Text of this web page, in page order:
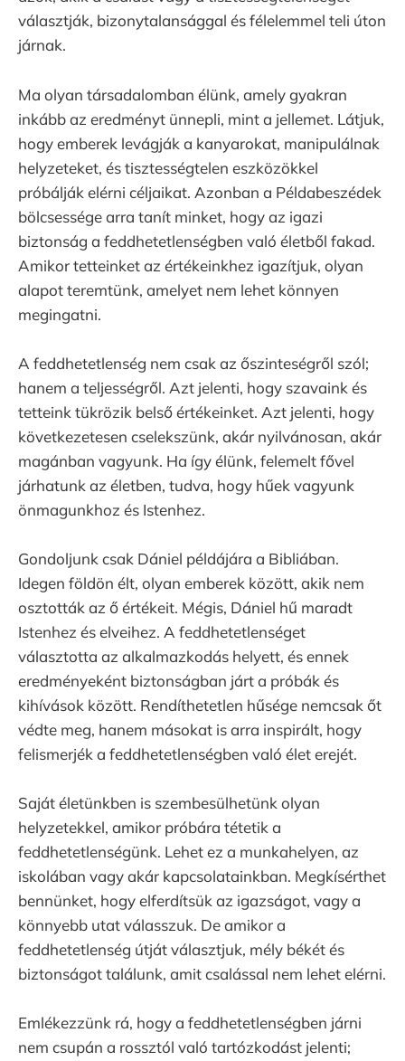
választják, bizonytalansággal és félelemmel teli úton
járnak.
Ma olyan társadalomban élünk, amely gyakran
inkább az eredményt ünnepli, mint a jellemet. Látjuk,
hogy emberek levágják a kanyarokat, manipulálnak
helyzeteket, és tisztességtelen eszközökkel
próbálják elérni céljaikat. Azonban a Példabeszédek
bölcsessége arra tanít minket, hogy az igazi
biztonság a feddhetetlenségben való életből fakad.
Amikor tetteinket az értékeinkhez igazítjuk, olyan
alapot teremtünk, amelyet nem lehet könnyen
megingatni.
A feddhetetlenség nem csak az őszinteségről szól;
hanem a teljességről. Azt jelenti, hogy szavaink és
tetteink tükrözik belső értékeinket. Azt jelenti, hogy
következetesen cselekszünk, akár nyilvánosan, akár
magánban vagyunk. Ha így élünk, felemelt fővel
járhatunk az életben, tudva, hogy hűek vagyunk
önmagunkhoz és Istenhez.
Gondoljunk csak Dániel példájára a Bibliában.
Idegen földön élt, olyan emberek között, akik nem
osztották az ő értékeit. Mégis, Dániel hű maradt
Istenhez és elveihez. A feddhetetlenséget
választotta az alkalmazkodás helyett, és ennek
eredményeként biztonságban járt a próbák és
kihívások között. Rendíthetetlen hűsége nemcsak őt
védte meg, hanem másokat is arra inspirált, hogy
felismerjék a feddhetetlenségben való élet erejét.
Saját életünkben is szembesülhetünk olyan
helyzetekkel, amikor próbára tétetik a
feddhetetlenségünk. Lehet ez a munkahelyen, az
iskolában vagy akár kapcsolatainkban. Megkísérthet
bennünket, hogy elferdítsük az igazságot, vagy a
könnyebb utat válasszuk. De amikor a
feddhetetlenség útját választjuk, mély békét és
biztonságot találunk, amit csalással nem lehet elérni.
Emlékezzünk rá, hogy a feddhetetlenségben járni
nem csupán a rossztól való tartózkodást jelenti;